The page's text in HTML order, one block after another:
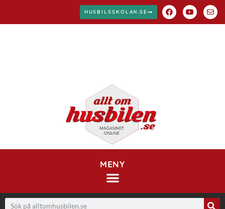
HUSBILSSKOLAN.SE
MENY